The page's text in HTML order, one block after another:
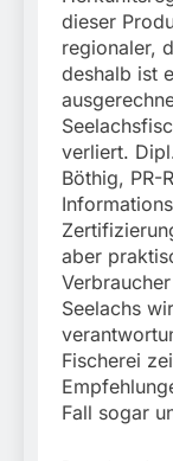
dieser
regionaler,
deshalb ist
verliert.
Böthig, PR-
aber
Seelachs
Fischerei
Fall sogar